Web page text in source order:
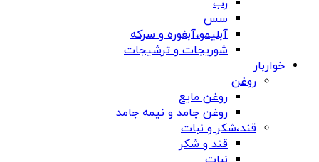
رب
سس
آبلیمو،آبغوره و سرکه
شوریجات و ترشیجات
خواربار
روغن
روغن مایع
روغن جامد و نیمه جامد
قند،شکر و نبات
قند و شکر